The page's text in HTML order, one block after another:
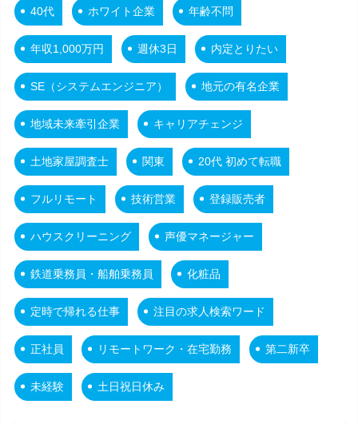
40代 ホワイト企業 年齢不問
年収1,000万円 週休3日 内定とりたい
SE（システムエンジニア） 地元の有名企業
地域未来牽引企業 キャリアチェンジ
土地家屋調査士 関東 20代 初めて転職
フルリモート 技術営業 登録販売者
ハウスクリーニング 声優マネージャー
鉄道乗務員・船舶乗務員 化粧品
定時で帰れる仕事 注目の求人検索ワード
正社員 リモートワーク・在宅勤務 第二新卒
未経験 土日祝日休み